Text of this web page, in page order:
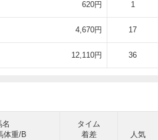
620円 1
4,670円 17
12,110円 36
名
体重/B
タイム
着差
人気